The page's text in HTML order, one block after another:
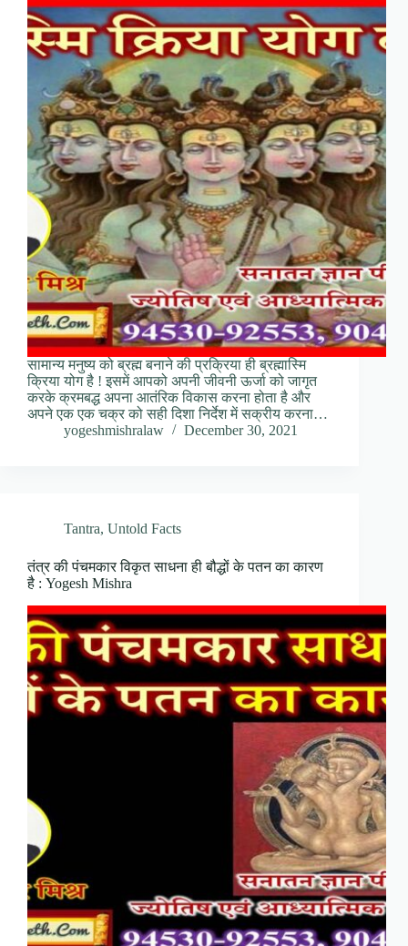
सामान्य मनुष्य को ब्रह्म बनाने की प्रक्रिया ही ब्रह्मास्मि
क्रिया योग है ! इसमें आपको अपनी जीवनी ऊर्जा को जागृत
करके क्रमबद्ध अपना आतंरिक विकास करना होता है और
अपने एक एक चक्र को सही दिशा निर्देश में सक्रीय करना…
yogeshmishralaw
December 30, 2021
Tantra, Untold Facts
तंत्र की पंचमकार विकृत साधना ही बौद्धों के पतन का कारण
है : Yogesh Mishra